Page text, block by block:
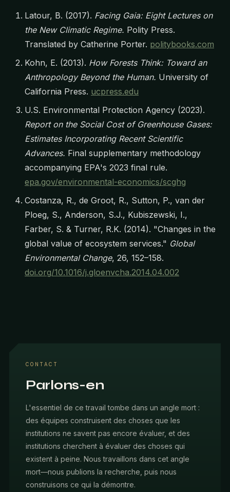
Latour, B. (2017). Facing Gaia: Eight Lectures on
the New Climatic Regime. Polity Press.
Translated by Catherine Porter. politybooks.com
Kohn, E. (2013). How Forests Think: Toward an
Anthropology Beyond the Human. University of
California Press. ucpress.edu
U.S. Environmental Protection Agency (2023).
Report on the Social Cost of Greenhouse Gases:
Estimates Incorporating Recent Scientific
Advances. Final supplementary methodology
accompanying EPA's 2023 final rule.
epa.gov/environmental-economics/scghg
Costanza, R., de Groot, R., Sutton, P., van der
Ploeg, S., Anderson, S.J., Kubiszewski, I.,
Farber, S. & Turner, R.K. (2014). "Changes in the
global value of ecosystem services." Global
Environmental Change, 26, 152–158.
doi.org/10.1016/j.gloenvcha.2014.04.002
CONTACT
Parlons-en
L'essentiel de ce travail tombe dans un angle mort :
des équipes construisent des choses que les
institutions ne savent pas encore évaluer, et des
institutions cherchent à évaluer des choses qui
existent à peine. Nous travaillons dans cet angle
mort—nous publions la recherche, puis nous
construisons ce qui la démontre.